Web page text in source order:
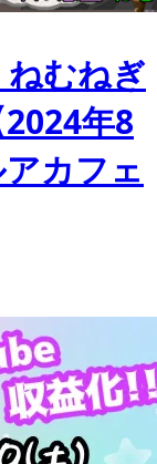
むねぎ
年8
カフェ